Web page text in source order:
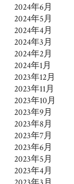
2024年6月
2024年5月
2024年4月
2024年3月
2024年2月
2024年1月
2023年12月
2023年11月
2023年10月
2023年9月
2023年8月
2023年7月
2023年6月
2023年5月
2023年4月